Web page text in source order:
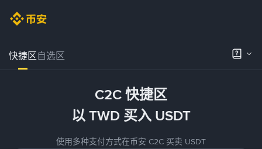
快捷区自选区
C2C 快捷区
以 TWD 买入 USDT
使用多种支付方式在币安 C2C 买卖 USDT